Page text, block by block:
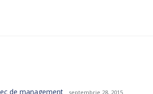
de management septembrie 28, 2015